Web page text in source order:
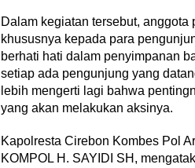
Dalam kegiatan tersebut,
khususnya kepada para
berhati hati dalam penyimpanan
setiap ada pengunjung yang
lebih mengerti lagi bahwa
yang akan melakukan aksinya.
Kapolresta Cirebon Kombes Pol
KOMPOL H. SAYIDI SH,